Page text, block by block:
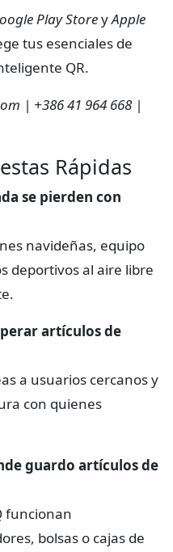
Play StoreyApple
tus esenciales de
QR.
| +386 41 964 668 |
Rápidas
se pierden con
navideñas, equipo
deportivos al aire libre
artículos de
a usuarios cercanos y
con quienes
guardo artículos de
funcionan
bolsas o cajas de